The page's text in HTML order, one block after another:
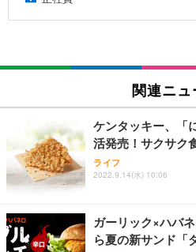
関連ニュ
ケンタッキー、「
活発売！サクサク
ライフ
2022.9.14(水) 10:06
ガーリック×ハバ
ら夏の新サンド「